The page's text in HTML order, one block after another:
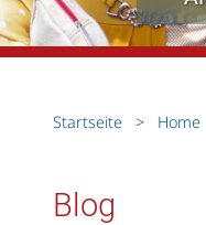
Startseite Home
Blog